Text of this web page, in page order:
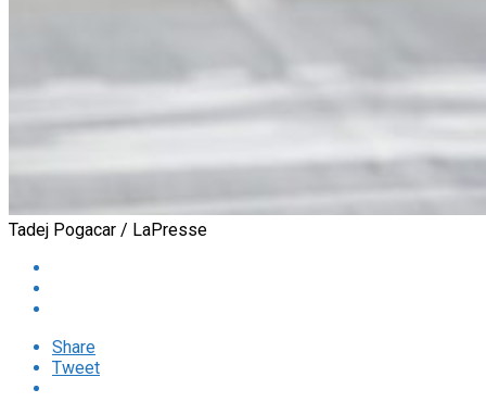
Tadej Pogacar / LaPresse
Share
Tweet